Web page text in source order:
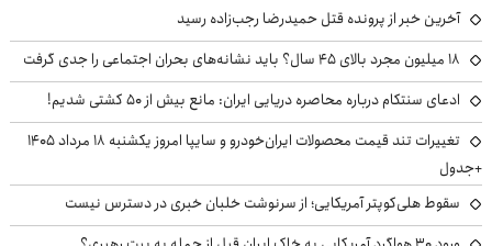
آخرین خبر از پرونده قتل حمیدرضا رجب‌زاده رسید
۱۸ میلیون مجرد بالای ۴۵ سال؟ باید نشانه‌های بحران اجتماعی را جدی گرفت
ادعای سنتکام درباره محاصره دریایی ایران: مانع بیش از ۵۰ کشتی شدیم!
تغییرات تند قیمت محصولات ایران‌خودرو و سایپا امروز یکشنبه ۱۸ مرداد ۱۴۰۵
+جدول
سقوط هلی‌کوپتر آمریکایی؛ از سرنوشت خلبان خبری در دسترس نیست